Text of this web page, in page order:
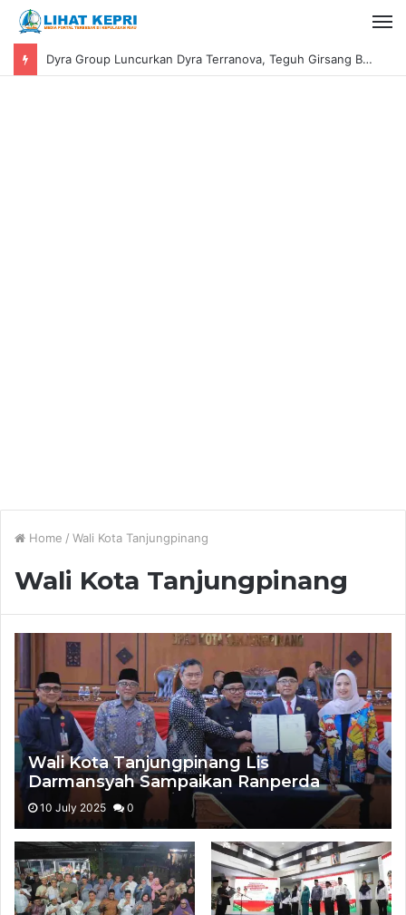
Dyra Group Luncurkan Dyra Terranova, Teguh Girsang Bawa Semangat Anak Muda Bangun Masa Depan Properti Batam
Home / Wali Kota Tanjungpinang
Wali Kota Tanjungpinang
Wali Kota Tanjungpinang Lis
Darmansyah Sampaikan Ranperda
RPJMD Kota Tanjungpinang
10 July 2025 0